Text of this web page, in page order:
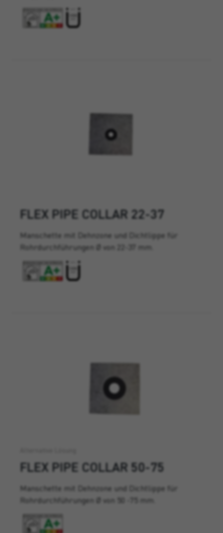
FLEX PIPE COLLAR 22-37
Manschette mit Dehnzone und Dichtlippe für
Rohrdurchführungen Ø von 22-37 mm.
FLEX PIPE COLLAR 50-75
Manschette mit Dehnzone und Dichtlippe für
Rohrdurchführungen Ø von 50 -75 mm.